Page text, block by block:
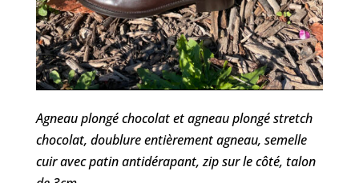
Agneau plongé chocolat et agneau plongé stretch
chocolat, doublure entièrement agneau, semelle
cuir avec patin antidérapant, zip sur le côté, talon